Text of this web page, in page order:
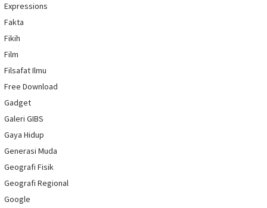
Expressions
Fakta
Fikih
Film
Filsafat Ilmu
Free Download
Gadget
Galeri GIBS
Gaya Hidup
Generasi Muda
Geografi Fisik
Geografi Regional
Google